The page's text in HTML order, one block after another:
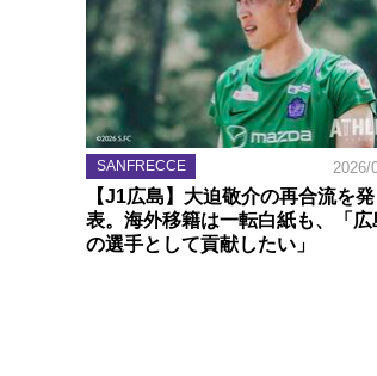
SANFRECCE 2026/
【J1広島】大迫敬介の再合流を発
表。海外移籍は一転白紙も、「広
の選手として貢献したい」